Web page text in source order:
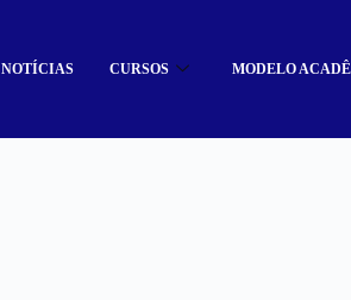
NOTÍCIAS CURSOS MODELO